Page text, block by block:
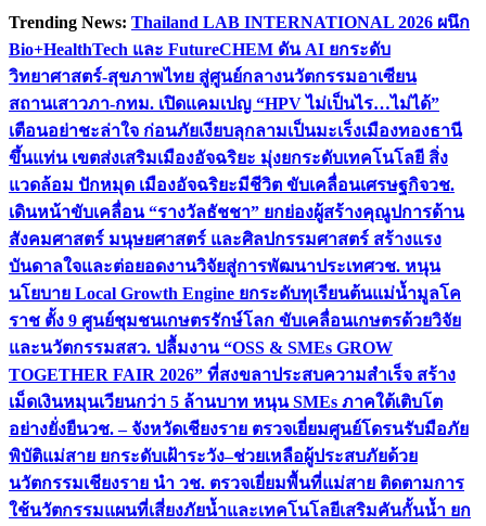
Skip
content
Trending News: Thailand LAB INTERNATIONAL 2026 ผนึก
Bio+HealthTech และ FutureCHEM ดัน AI ยกระดับ
วิทยาศาสตร์-สุขภาพไทย สู่ศูนย์กลางนวัตกรรมอาเซียน
สถานเสาวภา-กทม. เปิดแคมเปญ “HPV ไม่เป็นไร…ไม่ได้”
เตือนอย่าชะล่าใจ ก่อนภัยเงียบลุกลามเป็นมะเร็งเมืองทองธานี
ขึ้นแท่น เขตส่งเสริมเมืองอัจฉริยะ มุ่งยกระดับเทคโนโลยี สิ่ง
แวดล้อม ปักหมุด เมืองอัจฉริยะมีชีวิต ขับเคลื่อนเศรษฐกิจวช.
เดินหน้าขับเคลื่อน “รางวัลธัชชา” ยกย่องผู้สร้างคุณูปการด้าน
สังคมศาสตร์ มนุษยศาสตร์ และศิลปกรรมศาสตร์ สร้างแรง
บันดาลใจและต่อยอดงานวิจัยสู่การพัฒนาประเทศวช. หนุน
นโยบาย Local Growth Engine ยกระดับทุเรียนต้นแม่น้ำมูลโค
ราช ตั้ง 9 ศูนย์ชุมชนเกษตรรักษ์โลก ขับเคลื่อนเกษตรด้วยวิจัย
และนวัตกรรมสสว. ปลื้มงาน “OSS & SMEs GROW
TOGETHER FAIR 2026” ที่สงขลาประสบความสำเร็จ สร้าง
เม็ดเงินหมุนเวียนกว่า 5 ล้านบาท หนุน SMEs ภาคใต้เติบโต
อย่างยั่งยืนวช. – จังหวัดเชียงราย ตรวจเยี่ยมศูนย์โดรนรับมือภัย
พิบัติแม่สาย ยกระดับเฝ้าระวัง–ช่วยเหลือผู้ประสบภัยด้วย
นวัตกรรมเชียงราย นำ วช. ตรวจเยี่ยมพื้นที่แม่สาย ติดตามการ
ใช้นวัตกรรมแผนที่เสี่ยงภัยน้ำและเทคโนโลยีเสริมคันกั้นน้ำ ยก